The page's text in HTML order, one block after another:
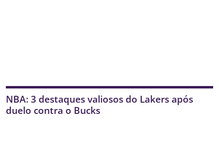
NBA: 3 destaques valiosos do Lakers após
duelo contra o Bucks